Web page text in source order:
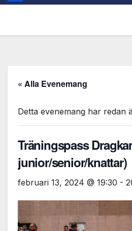
« Alla Evenemang
Detta evenemang har redan
Träningspass
junior/senior/knattar)
februari 13, 2024 @ 19:30 -